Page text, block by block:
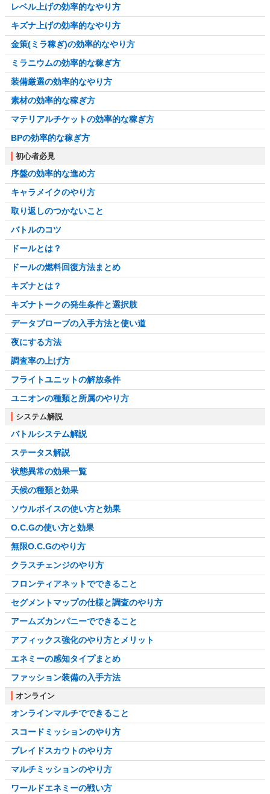
レベル上げの効率的なやり方
キズナ上げの効率的なやり方
金策(ミラ稼ぎ)の効率的なやり方
ミラニウムの効率的な稼ぎ方
装備厳選の効率的なやり方
素材の効率的な稼ぎ方
マテリアルチケットの効率的な稼ぎ方
BPの効率的な稼ぎ方
初心者必見
序盤の効率的な進め方
キャラメイクのやり方
取り返しのつかないこと
バトルのコツ
ドールとは？
ドールの燃料回復方法まとめ
キズナとは？
キズナトークの発生条件と選択肢
データプローブの入手方法と使い道
夜にする方法
調査率の上げ方
フライトユニットの解放条件
ユニオンの種類と所属のやり方
システム解説
バトルシステム解説
ステータス解説
状態異常の効果一覧
天候の種類と効果
ソウルボイスの使い方と効果
O.C.Gの使い方と効果
無限O.C.Gのやり方
クラスチェンジのやり方
フロンティアネットでできること
セグメントマップの仕様と調査のやり方
アームズカンパニーでできること
アフィックス強化のやり方とメリット
エネミーの感知タイプまとめ
ファッション装備の入手方法
オンライン
オンラインマルチでできること
スコードミッションのやり方
ブレイドスカウトのやり方
マルチミッションのやり方
ワールドエネミーの戦い方